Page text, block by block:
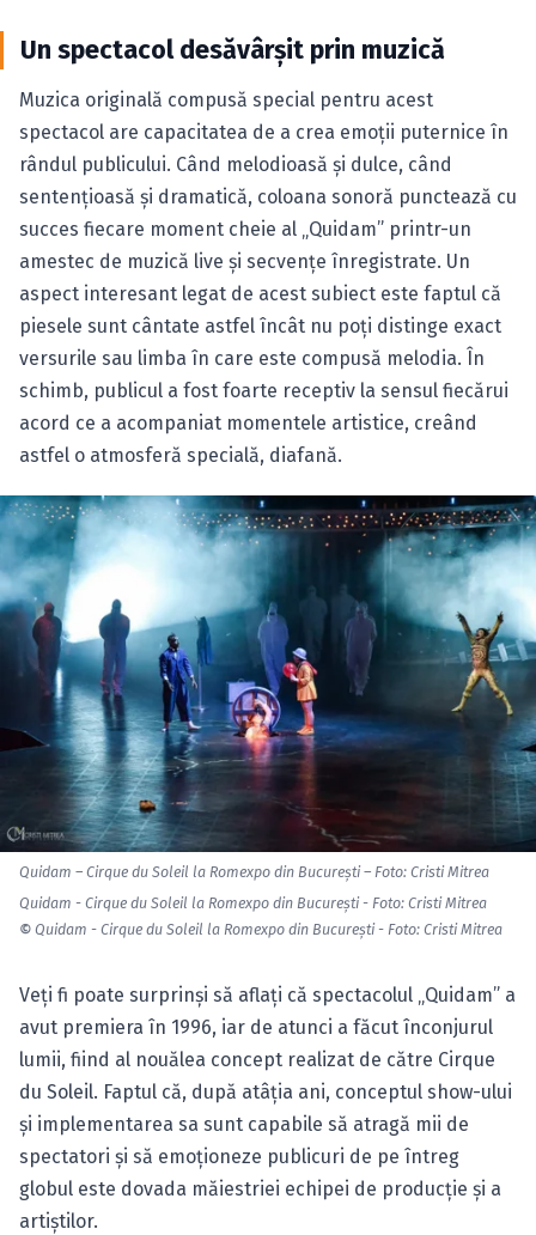
Un spectacol desăvârşit prin muzică
Muzica originală compusă special pentru acest
spectacol are capacitatea de a crea emoţii puternice în
rândul publicului. Când melodioasă şi dulce, când
sentenţioasă şi dramatică, coloana sonoră punctează cu
succes fiecare moment cheie al „Quidam” printr-un
amestec de muzică live şi secvenţe înregistrate. Un
aspect interesant legat de acest subiect este faptul că
piesele sunt cântate astfel încât nu poţi distinge exact
versurile sau limba în care este compusă melodia. În
schimb, publicul a fost foarte receptiv la sensul fiecărui
acord ce a acompaniat momentele artistice, creând
astfel o atmosferă specială, diafană.
Quidam – Cirque du Soleil la Romexpo din Bucureşti – Foto: Cristi Mitrea
Quidam - Cirque du Soleil la Romexpo din Bucureşti - Foto: Cristi Mitrea
© Quidam - Cirque du Soleil la Romexpo din Bucureşti - Foto: Cristi Mitrea
Veţi fi poate surprinşi să aflaţi că spectacolul „Quidam” a
avut premiera în 1996, iar de atunci a făcut înconjurul
lumii, fiind al nouălea concept realizat de către Cirque
du Soleil. Faptul că, după atâţia ani, conceptul show-ului
şi implementarea sa sunt capabile să atragă mii de
spectatori şi să emoționeze publicuri de pe întreg
globul este dovada măiestriei echipei de producţie şi a
artiştilor.